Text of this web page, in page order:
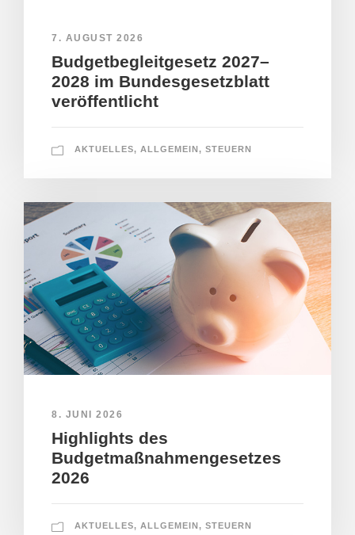
7. AUGUST 2026
Budgetbegleitgesetz 2027–
2028 im Bundesgesetzblatt
veröffentlicht
AKTUELLES, ALLGEMEIN, STEUERN
8. JUNI 2026
Highlights des
Budgetmaßnahmengesetzes
2026
AKTUELLES, ALLGEMEIN, STEUERN